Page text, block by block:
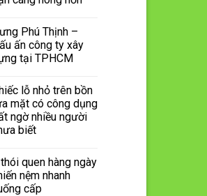
Phú Thịnh –
ấn công ty xây
tại TPHCM
lỗ nhỏ trên bồn
mặt có công dụng
ngờ nhiều người
biết
quen hàng ngày
nệm nhanh
cấp